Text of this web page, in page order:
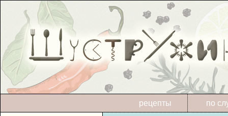
по
рецепты